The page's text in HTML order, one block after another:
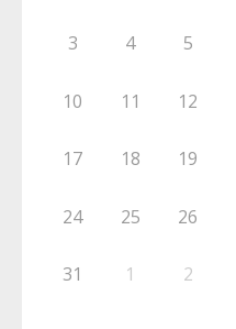
3 4 5
10 11 12
17 18 19
24 25 26
31 1 2